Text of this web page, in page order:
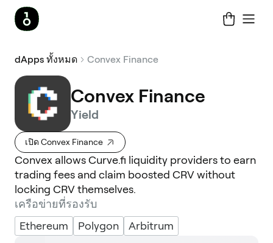
dApps ทั้งหมด Convex Finance
Convex Finance
Yield
เปิด Convex Finance
Convex allows Curve.fi liquidity providers to earn
trading fees and claim boosted CRV without
locking CRV themselves.
เครือข่ายที่รองรับ
Ethereum
Polygon Arbitrum